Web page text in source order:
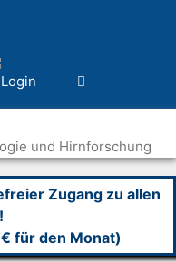
und Hirnforschung
Zugang zu allen
für den Monat)